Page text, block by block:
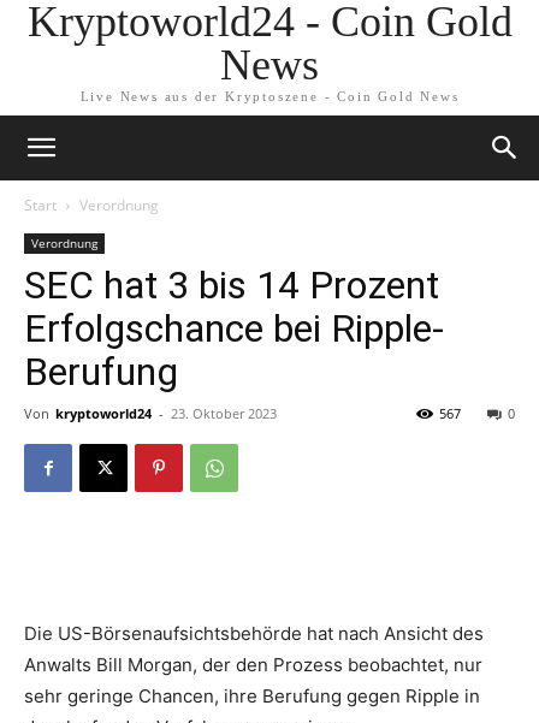
Kryptoworld24 - Coin Gold
News
Live News aus der Kryptoszene - Coin Gold News
Start Verordnung
Verordnung
SEC hat 3 bis 14 Prozent
Erfolgschance bei Ripple-
Berufung
Von kryptoworld24 - 23. Oktober 2023 0
567
Die US-Börsenaufsichtsbehörde hat nach Ansicht des
Anwalts Bill Morgan, der den Prozess beobachtet, nur
sehr geringe Chancen, ihre Berufung gegen Ripple in